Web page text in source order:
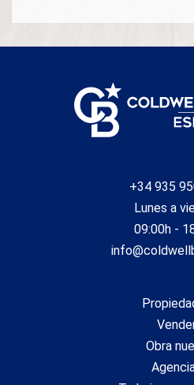
+34 935
Lunes a
09:00h -
Obra